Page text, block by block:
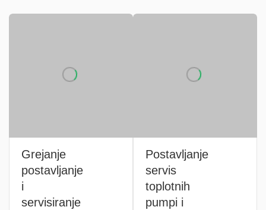
Grejanje
postavljanje
i
servisiranje
Postavljanje
servis
toplotnih
pumpi i